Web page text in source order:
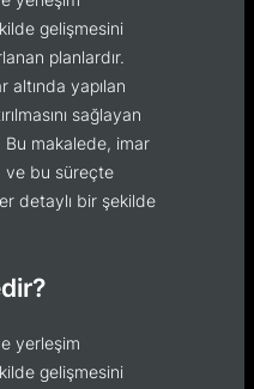
gelişmesini
planlardır.
altında yapılan
sağlayan
makalede, imar
ve bu süreçte
detaylı bir şekilde
yerleşim
gelişmesini